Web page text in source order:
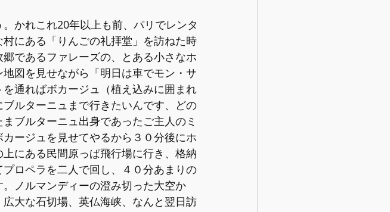
かれこれ20年以上も前、パリでレンタ
にある「りんごの礼拝堂」を訪ねた時
であるファレーズの、とある小さなホ
図を見せながら「明日は車でモン・サ
通ればボカージュ（植え込みに囲まれ
ルターニュまで行きたいんです、どの
ブルターニュ出身であったご主人のミ
ージュを見せてやるから３０分後にホ
にある民間原っぱ飛行場に行き、格納
ロペラを二人で回し、４０分あまりの
ノルマンディーの澄み切った大空か
大な石切場、英仏海峡、なんと翌日訪